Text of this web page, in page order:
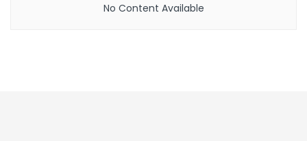
No Content Available